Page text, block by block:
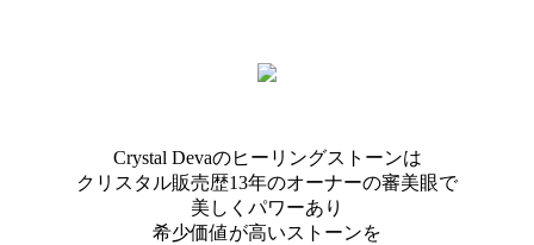
Crystal Devaのヒーリングストーンは
クリスタル販売歴13年のオーナーの審美眼で
美しくパワーあり
希少価値が高いストーンを